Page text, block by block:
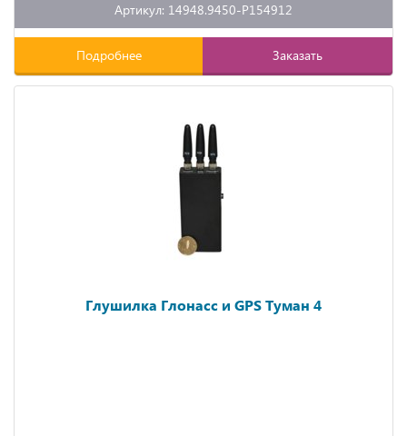
Артикул: 14948.9450-P154912
Подробнее Заказать
Глушилка Глонасс и GPS Туман 4